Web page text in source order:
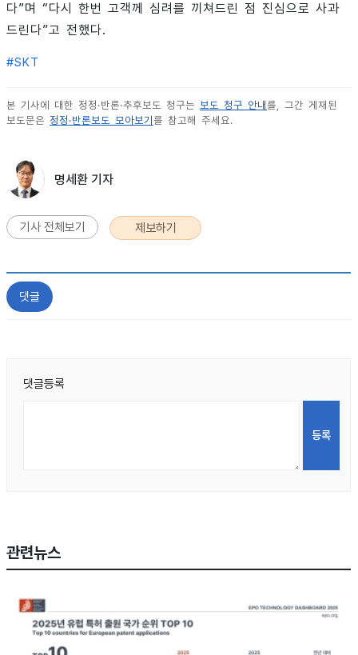
다”며 “다시 한번 고객께 심려를 끼쳐드린 점 진심으로 사과
드린다”고 전했다.
#SKT
본 기사에 대한 정정·반론·추후보도 청구는 보도 청구 안내 를, 그간 게재된
보도문은 정정·반론보도 모아보기 를 참고해 주세요.
명세환 기자
기사 전체보기 제보하기
댓글
댓글등록
관련뉴스